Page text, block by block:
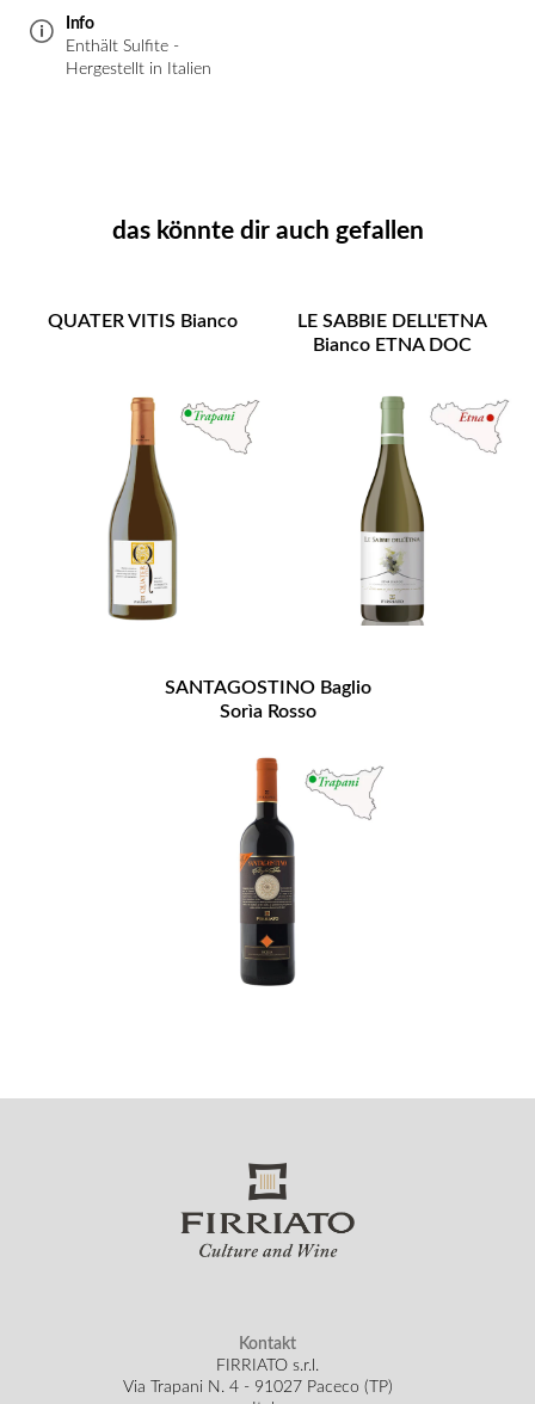
Info
Enthält Sulfite -
Hergestellt in Italien
das könnte dir auch gefallen
QUATER VITIS Bianco
LE SABBIE DELL'ETNA
Bianco ETNA DOC
SANTAGOSTINO Baglio
Sorìa Rosso
Kontakt
FIRRIATO s.r.l.
Via Trapani N. 4 - 91027 Paceco (TP)